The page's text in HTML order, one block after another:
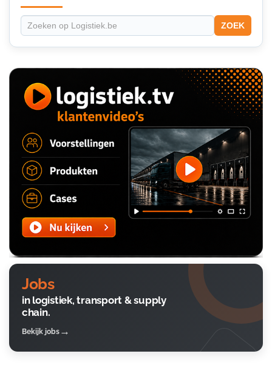
ZOEK
Jobs
in logistiek, transport & supply
chain.
Bekijk jobs